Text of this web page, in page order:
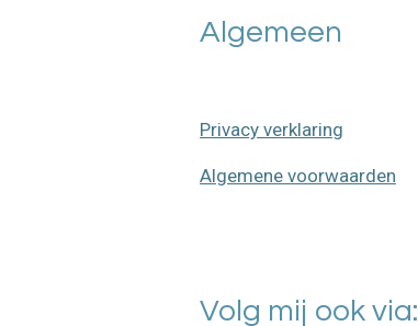
Algemeen
Privacy verklaring
Algemene voorwaarden
Volg mij ook via: